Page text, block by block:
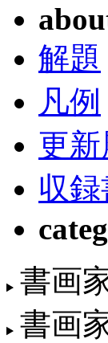
解題
凡例
更
収
書画
書画